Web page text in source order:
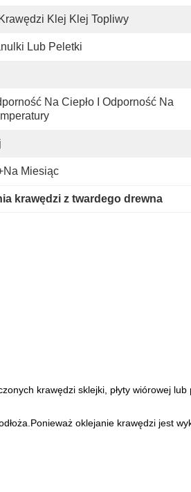
Klej Klej Topliwy
Lub Peletki
Na Ciepło I Odporność Na
Miesiąc
krawędzi z twardego drewna
krawędzi sklejki, płyty wiórowej lub
oklejanie krawędzi jest